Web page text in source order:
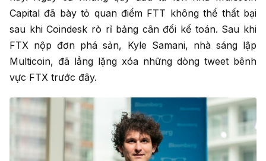
Capital đã bày tỏ quan điểm FTT không thể thất bại
sau khi Coindesk rò rỉ bảng cân đối kế toán. Sau khi
FTX nộp đơn phá sản, Kyle Samani, nhà sáng lập
Multicoin, đã lẳng lặng xóa những dòng tweet bênh
vực FTX trước đây.